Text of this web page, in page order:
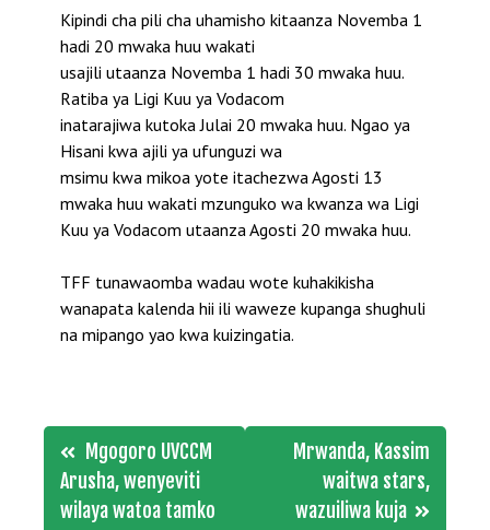
Kipindi cha pili cha uhamisho kitaanza Novemba 1
hadi 20 mwaka huu wakati
usajili utaanza Novemba 1 hadi 30 mwaka huu.
Ratiba ya Ligi Kuu ya Vodacom
inatarajiwa kutoka Julai 20 mwaka huu. Ngao ya
Hisani kwa ajili ya ufunguzi wa
msimu kwa mikoa yote itachezwa Agosti 13
mwaka huu wakati mzunguko wa kwanza wa Ligi
Kuu ya Vodacom utaanza Agosti 20 mwaka huu.
TFF tunawaomba wadau wote kuhakikisha
wanapata kalenda hii ili waweze kupanga shughuli
na mipango yao kwa kuizingatia.
Post
navigation
Mgogoro UVCCM
Arusha, wenyeviti
wilaya watoa tamko
Mrwanda, Kassim
waitwa stars,
wazuiliwa kuja